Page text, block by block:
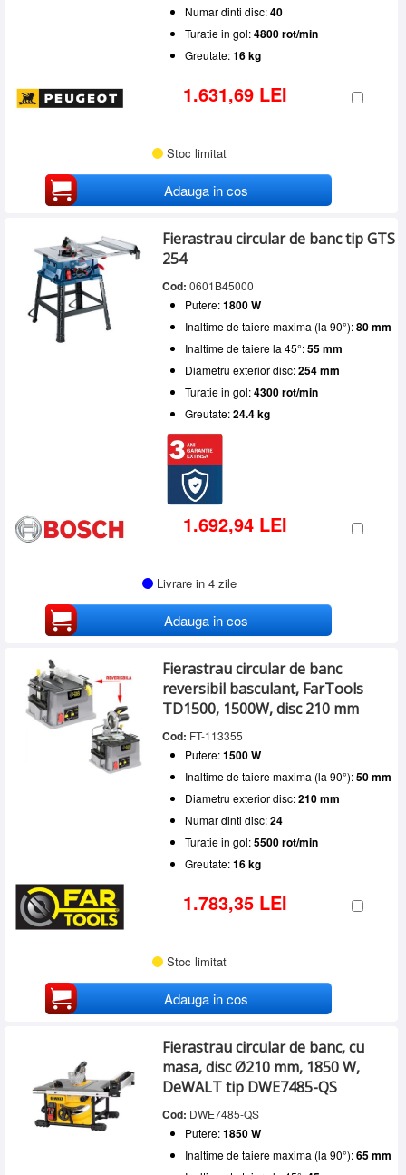
Numar dinti disc:40
Turatie in gol:4800 rot/min
Greutate:16 kg
1.631,69 LEI
Stoc limitat
Adauga in cos
Fierastrau circular de banc tip GTS
254
Cod: 0601B45000
Putere:1800 W
Inaltime de taiere maxima (la 90°):80 mm
Inaltime de taiere la 45°:55 mm
Diametru exterior disc:254 mm
Turatie in gol:4300 rot/min
Greutate:24.4 kg
1.692,94 LEI
Livrare in 4 zile
Adauga in cos
Fierastrau circular de banc
reversibil basculant, FarTools
TD1500, 1500W, disc 210 mm
Cod: FT-113355
Putere:1500 W
Inaltime de taiere maxima (la 90°):50 mm
Diametru exterior disc:210 mm
Numar dinti disc:24
Turatie in gol:5500 rot/min
Greutate:16 kg
1.783,35 LEI
Stoc limitat
Adauga in cos
Fierastrau circular de banc, cu
masa, disc Ø210 mm, 1850 W,
DeWALT tip DWE7485-QS
Cod: DWE7485-QS
Putere:1850 W
Inaltime de taiere maxima (la 90°):65 mm